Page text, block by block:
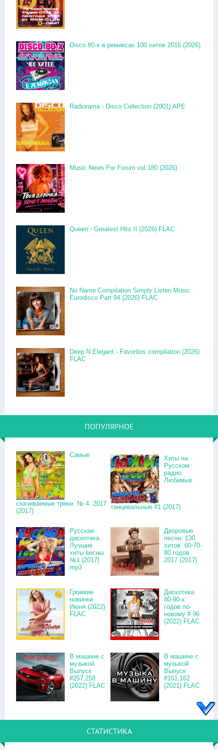
Disco 80-x в ремиксах 100 хитов 2016 (2026)
Radiorama - Disco Collection (2001) APE
Music News For Forum vol.180 (2026)
Queen - Greatest Hits II (2026) FLAC
No Name Compilation Simply Listen Music
Eurodisco Part 94 (2026) FLAC
Deep N Elegant - Favorites compilation (2026)
FLAC
ПОПУЛЯРНОЕ
Самые
скачиваемые треки. № 4. 2017
(2017)
Хиты на
Русском
радио.
Любимые
танцевальные #1 (2017)
Русская
дискотека.
Лучшие
хиты весны.
№1 (2017)
mp3
Дворовые
песни. 130
хитов. 60-70-
80 годов
2017 (2017)
Громкие
новинки
Июня (2022)
FLAC
Дискотека
80-90-х
годов по-
новому # 96
(2022) FLAC
В машине с
музыкой
Выпуск
#257,258
(2022) FLAC
В машине с
музыкой
Выпуск
#161,162
(2021) FLAC
СТАТИСТИКА